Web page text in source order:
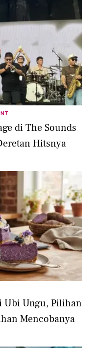
di The Sounds
Hitsnya
Ubi Ungu, Pilihan
Mencobanya